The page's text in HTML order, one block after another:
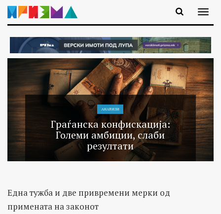
АНАЛИЗИ
Граѓанска конфискација:
Големи амбиции, слаби
резултати
Една тужба и две привремени мерки од
примената на законот